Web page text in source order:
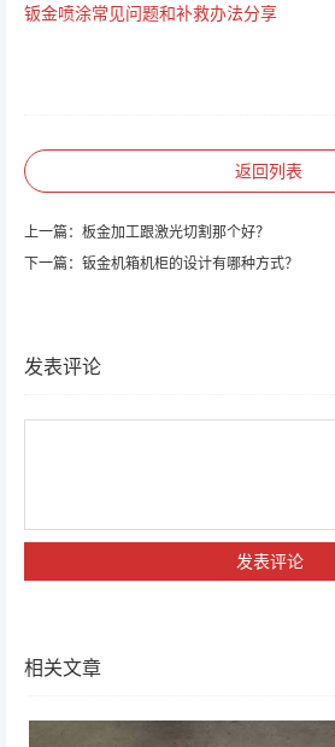
钣金喷涂常见问题和补救办法分享
返回列表
上一篇： 板金加工跟激光切割那个好？
下一篇： 钣金机箱机柜的设计有哪种方式？
发表评论
相关文章